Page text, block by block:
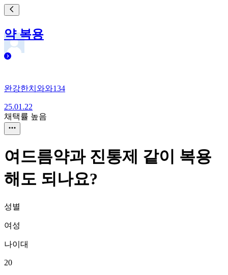
약 복용
완강한치와와134
25.01.22
채택률 높음
여드름약과 진통제 같이 복용
해도 되나요?
성별
여성
나이대
20